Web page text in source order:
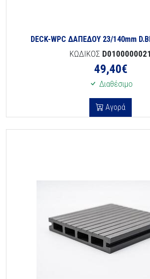
DECK-WPC ΔΑΠΕΔΟΥ 23/140mm
ΚΩΔΙΚΟΣ D0100000021
49,40€
Διαθέσιμο
Αγορά